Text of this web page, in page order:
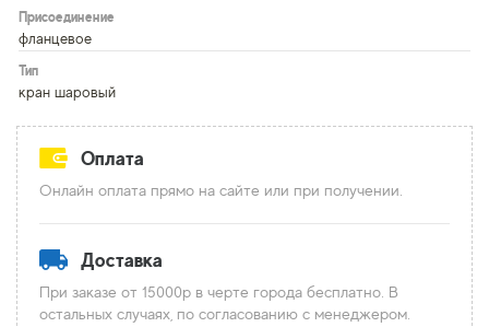
Присоединение
фланцевое
Тип
кран шаровый
Оплата
Онлайн оплата прямо на сайте или при получении.
Доставка
При заказе от 15000р в черте города бесплатно. В
остальных случаях, по согласованию с менеджером.